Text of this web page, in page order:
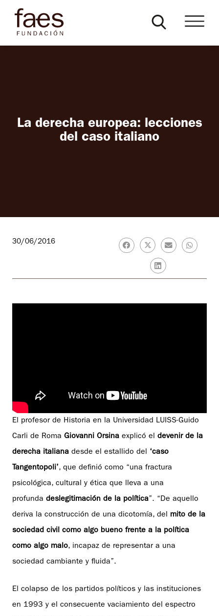
La derecha europea: lecciones
del caso italiano
30/06/2016
El profesor de Historia en la Universidad LUISS-Guido
Carli de Roma Giovanni Orsina explicó el devenir de la
derecha italiana desde el estallido del ‘caso
Tangentopoli’, que definió como “una fractura
psicológica, cultural y ética que lleva a una
profunda deslegitimación de la política”. “De aquello
deriva la construcción de una dicotomía, del mito de la
sociedad civil como algo bueno frente a la política
como algo malo, incapaz de representar a una
sociedad cambiante y fluida”.
El colapso de los partidos políticos y las instituciones
en 1993 y el consecuente vaciamiento del espectro